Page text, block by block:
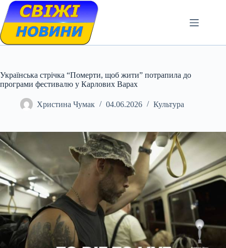
Skip
content
Українська стрічка “Померти, щоб жити” потрапила до
програми фестивалю у Карлових Варах
Христина Чумак 04.06.2026 Культура